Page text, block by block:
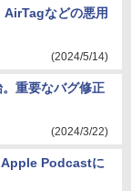
などの悪用
(2024/5/14)
重要なバグ修正
(2024/3/22)
Apple Podcastに